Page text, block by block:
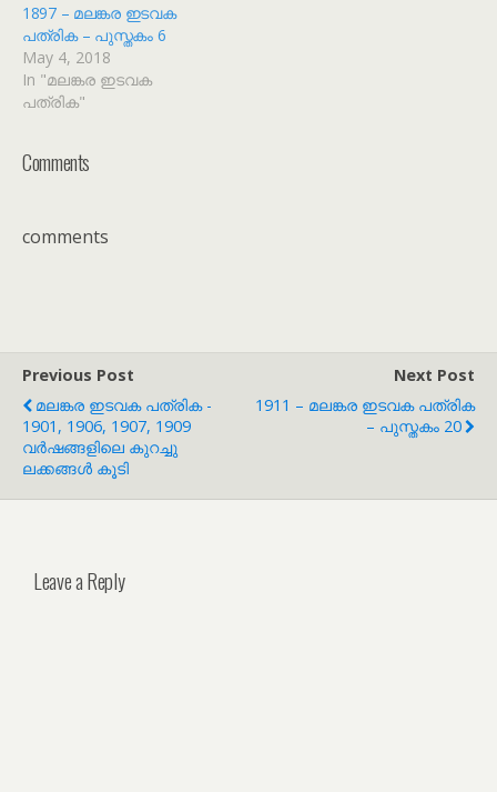
1897 – മലങ്കര ഇടവക
പത്രിക – പുസ്തകം 6
May 4, 2018
In "മലങ്കര ഇടവക
പത്രിക"
Comments
comments
Previous Post
മലങ്കര ഇടവക പത്രിക -
1901, 1906, 1907, 1909
വർഷങ്ങളിലെ കുറച്ചു
ലക്കങ്ങൾ കൂടി
Next Post
1911 – മലങ്കര ഇടവക പത്രിക
– പുസ്തകം 20
Leave a Reply